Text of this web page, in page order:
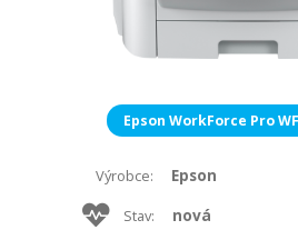
Epson WorkForce Pro
Výrobce: Epson
Stav: nová